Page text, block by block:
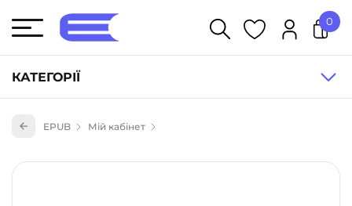
КАТЕГОРІЇ
Художня література (1854)
0
EPUB Мій кабінет